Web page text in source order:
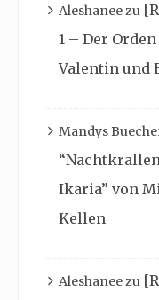
Aleshaneezu
1 – Der
Valentin und
Mandys
Ikaria” von
Kellen
Aleshaneezu